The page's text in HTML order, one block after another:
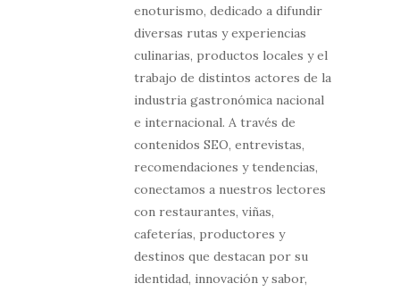
enoturismo, dedicado a difundir
diversas rutas y experiencias
culinarias, productos locales y el
trabajo de distintos actores de la
industria gastronómica nacional
e internacional. A través de
contenidos SEO, entrevistas,
recomendaciones y tendencias,
conectamos a nuestros lectores
con restaurantes, viñas,
cafeterías, productores y
destinos que destacan por su
identidad, innovación y sabor,